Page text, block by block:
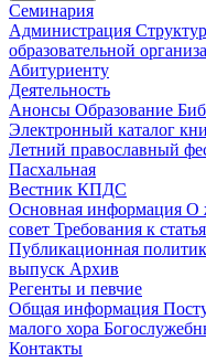
Семинария
Администрация
образовательной
Абитуриенту
Деятельность
Анонсы Образование
Электронный каталог
Летний православный
Пасхальная
Вестник КПДС
Основная информация О
совет Требования к
Публикационная
выпуск Архив
Регенты и певчие
Общая информация
малого хора
Контакты